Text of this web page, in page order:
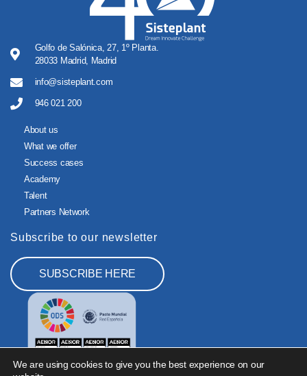
Golfo de Salónica, 27, 1º Planta.
28033 Madrid, Madrid
info@sisteplant.com
946 021 200
About us
What we offer
Success cases
Academy
Talent
Partners Network
Subscribe to our newsletter
SUBSCRIBE HERE
We are using cookies to give you the best experience on our